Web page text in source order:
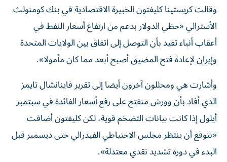
وقالت كريستينا كليفتون الخبيرة الاقتصادية في بنك كومنولث
الأسترالي «حظي الدولار بدعم من ارتفاع أسعار النفط في
أعقاب أنباء تفيد بأن التوصل ​إلى اتفاق ‌بين الولايات المتحدة
وإيران لإعادة فتح المضيق أصبح أبعد مما كان مأمولا».
وأشارت ‌هي ومحللون آخرون أيضا إلى تقرير فاينانشال تايمز
الذي أفاد بأن وورش منفتح على رفع أسعار الفائدة في سبتمبر
أيلول إذا كانت بيانات التضخم قوية، لكن كليفتون أضافت
«نتوقع أن ‌ينتظر مجلس الاحتياطي الفيدرالي حتى ‌ديسمبر قبل
البدء في دورة تشديد ⁠نقدي معتدلة».